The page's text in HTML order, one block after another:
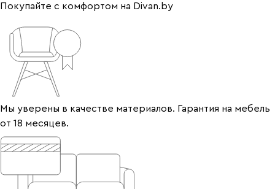
Покупайте с комфортом на Divan.by
Мы уверены в качестве материалов. Гарантия на мебель
от 18 месяцев.